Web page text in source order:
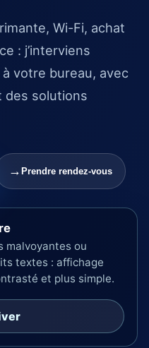
Wi-Fi, achat
: j’interviens
votre bureau, avec
des solutions
Prendre rendez-vous
malvoyantes ou
textes : affichage
et plus simple.